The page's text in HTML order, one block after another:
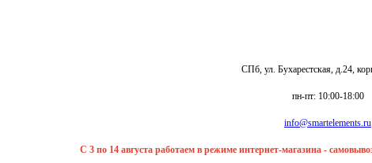
СПб, ул. Бухарестская, д.24,
пн-пт: 10:00-18:00
info@smartelements.ru
С 3 по 14 августа работаем в режиме интернет-магазина -